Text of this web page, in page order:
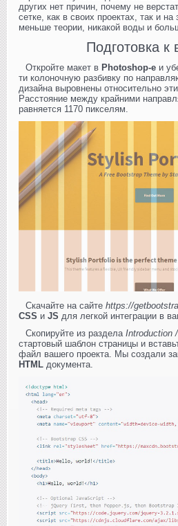
других нет причин, почему не
сетке, как в своих проектах, так и
меньше теории, никакой воды и
Подготовка к
Откройте макет в Photoshop-е и
ти колоночную разбивку по
дизайна выровнены относительно
Расстояние между крайними
равняется 1170 пикселям.
Скачайте на сайте https://
CSS и JS для легкой интеграции в
Скопируйте из раздела Introduction
стартовый шаблон страницы и
файл вашего проекта. Мы создали
HTML документа.